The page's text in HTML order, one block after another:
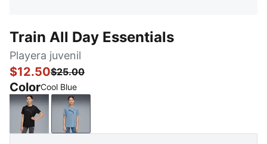
Train All Day Essentials
Playera juvenil
$12.50$25.00
ColorCool Blue
PUMA BlackCool Blue